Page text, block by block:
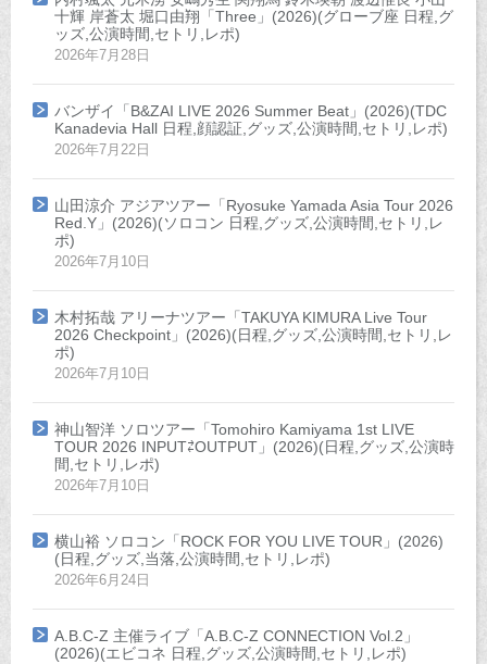
十輝 岸蒼太 堀口由翔「Three」(2026)(グローブ座 日程,グ
ッズ,公演時間,セトリ,レポ)
2026年7月28日
バンザイ「B&ZAI LIVE 2026 Summer Beat」(2026)(TDC
Kanadevia Hall 日程,顔認証,グッズ,公演時間,セトリ,レポ)
2026年7月22日
山田涼介 アジアツアー「Ryosuke Yamada Asia Tour 2026
Red.Y」(2026)(ソロコン 日程,グッズ,公演時間,セトリ,レ
ポ)
2026年7月10日
木村拓哉 アリーナツアー「TAKUYA KIMURA Live Tour
2026 Checkpoint」(2026)(日程,グッズ,公演時間,セトリ,レ
ポ)
2026年7月10日
神山智洋 ソロツアー「Tomohiro Kamiyama 1st LIVE
TOUR 2026 INPUT⇄OUTPUT」(2026)(日程,グッズ,公演時
間,セトリ,レポ)
2026年7月10日
横山裕 ソロコン「ROCK FOR YOU LIVE TOUR」(2026)
(日程,グッズ,当落,公演時間,セトリ,レポ)
2026年6月24日
A.B.C-Z 主催ライブ「A.B.C-Z CONNECTION Vol.2」
(2026)(エビコネ 日程,グッズ,公演時間,セトリ,レポ)